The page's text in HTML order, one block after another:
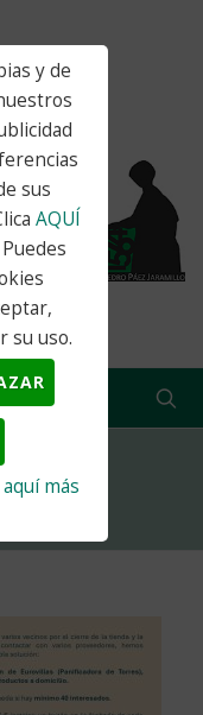
y de
sus
AQUÍ
su uso.
más
Telepan?